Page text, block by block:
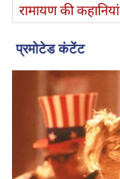
रामायण की कहानियां